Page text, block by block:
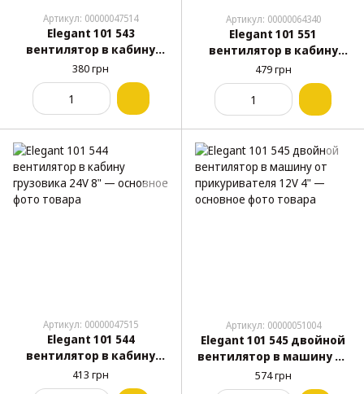
Артикул: 00000047514
Elegant 101 543
вентилятор в кабину
грузовика 24V 6"
380 грн
Артикул: 00000064340
Elegant 101 551
вентилятор в кабину
грузовика 24V 6"
479 грн
Артикул: 00000047515
Elegant 101 544
вентилятор в кабину
грузовика 24V 8"
413 грн
Артикул: 00000051004
Elegant 101 545 двойной
вентилятор в машину от
прикуривателя 12V 4"
574 грн